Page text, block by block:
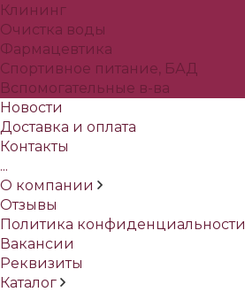
Клининг
Очистка воды
Фармацевтика
Спортивное питание, БАД
Вспомогательные в-ва
Новости
Доставка и оплата
Контакты
...
О компании
Отзывы
Политика конфиденциальности
Вакансии
Реквизиты
Каталог